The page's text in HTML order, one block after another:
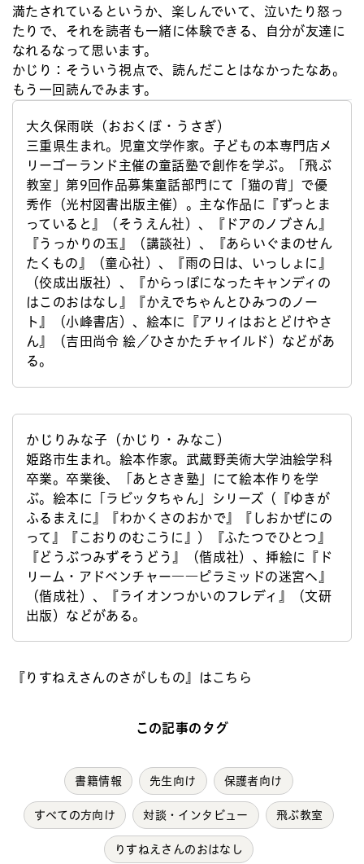
満たされているというか、楽しんでいて、泣いたり怒っ
たりで、それを読者も一緒に体験できる、自分が友達に
なれるなって思います。
かじり： そういう視点で、読んだことはなかったなあ。
もう一回読んでみます。
大久保雨咲（おおくぼ・うさぎ）
三重県生まれ。児童文学作家。子どもの本専門店メ
リーゴーランド主催の童話塾で創作を学ぶ。「飛ぶ
教室」第9回作品募集童話部門にて「猫の背」で優
秀作（光村図書出版主催）。主な作品に『ずっとま
っていると』（そうえん社）、『ドアのノブさん』
『うっかりの玉』（講談社）、『あらいぐまのせん
たくもの』（童心社）、『雨の日は、いっしょに』
（佼成出版社）、『からっぽになったキャンディの
はこのおはなし』『かえでちゃんとひみつのノー
ト』（小峰書店）、絵本に『アリィはおとどけやさ
ん』（吉田尚令 絵／ひさかたチャイルド）などがあ
る。
かじりみな子（かじり・みなこ）
姫路市生まれ。絵本作家。武蔵野美術大学油絵学科
卒業。卒業後、「あとさき塾」にて絵本作りを学
ぶ。絵本に「ラビッタちゃん」シリーズ（『ゆきが
ふるまえに』『わかくさのおかで』『しおかぜにの
って』『こおりのむこうに』）『ふたつでひとつ』
『どうぶつみずそうどう』（偕成社）、挿絵に『ド
リーム・アドベンチャー――ピラミッドの迷宮へ』
（偕成社）、『ライオンつかいのフレディ』（文研
出版）などがある。
『りすねえさんのさがしもの』はこちら
この記事のタグ
書籍情報 先生向け 保護者向け
すべての方向け 対談・インタビュー 飛ぶ教室
りすねえさんのおはなし